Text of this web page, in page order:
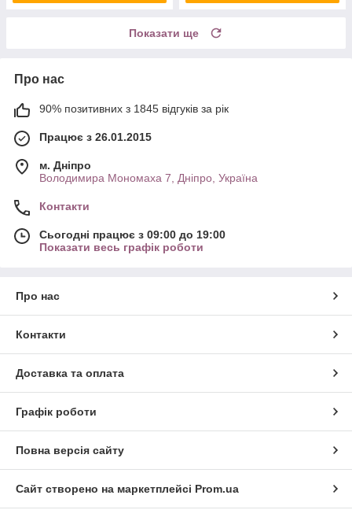
Показати ще
Про нас
90% позитивних з 1845 відгуків за рік
Працює з 26.01.2015
м. Дніпро
Володимира Мономаха 7, Дніпро, Україна
Контакти
Сьогодні працює з 09:00 до 19:00
Показати весь графік роботи
Про нас
Контакти
Доставка та оплата
Графік роботи
Повна версія сайту
Сайт створено на маркетплейсі Prom.ua